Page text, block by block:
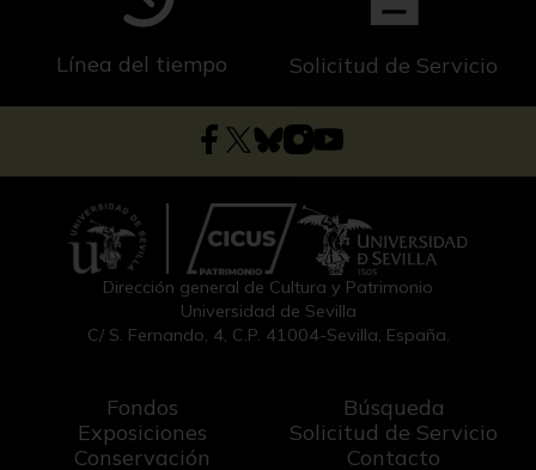
Línea del tiempo Solicitud de Servicio
Dirección general de Cultura y Patrimonio
Universidad de Sevilla
C/ S. Fernando, 4, C.P. 41004-Sevilla, España.
Fondos
Exposiciones
Conservación
Búsqueda
Solicitud de Servicio
Contacto